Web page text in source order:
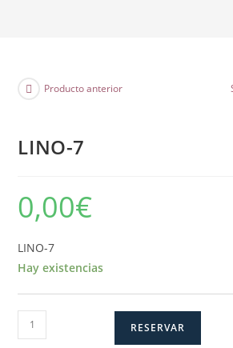
Producto anterior
LINO-7
0,00€
LINO-7
Hay existencias
LINO-
7
RESERVAR